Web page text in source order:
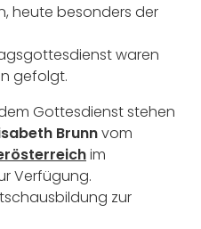
heute besonders der
waren
gefolgt.
Gottesdienst stehen
Brunnvom
im
Verfügung.
zur